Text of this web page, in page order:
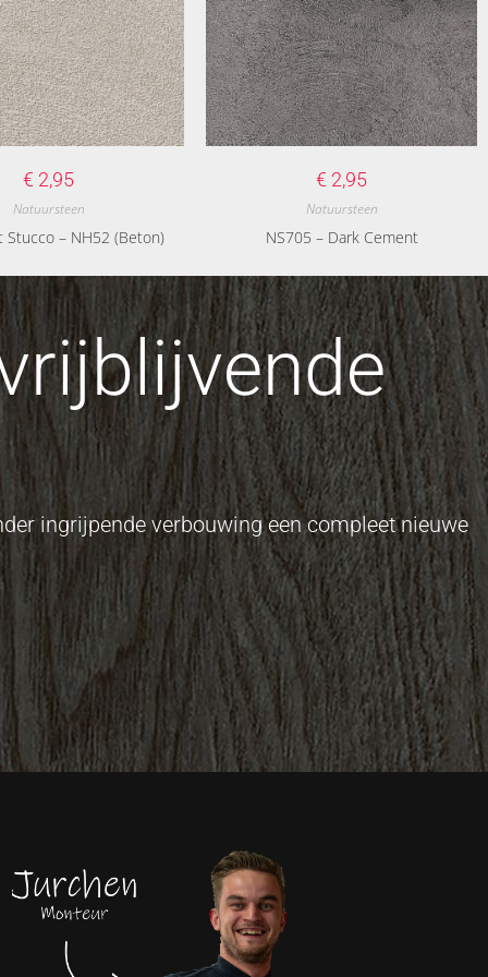
€ 2,95
Natuursteen
Stucco – NH52 (Beton)
€ 2,95
Natuursteen
NS705 – Dark Cement
ingrijpende verbouwing een compleet nieuwe